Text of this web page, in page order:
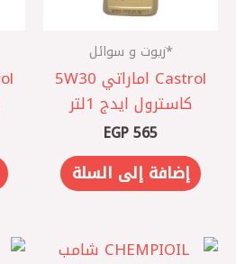
*زيوت و سوائل
Castrol اماراتي 5W30
كاسترول ايدج 1لتر
EGP565
إضافة إلى السلة